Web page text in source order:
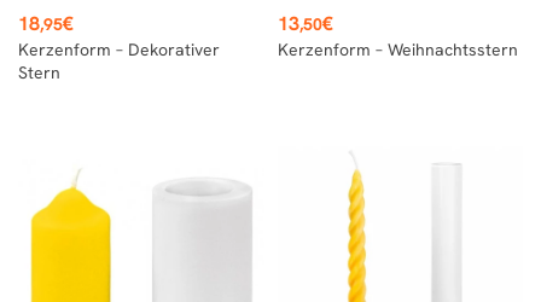
Preis
18,95€
Kerzenform – Dekorativer
Stern
Preis
13,50€
Kerzenform – Weihnachtsstern